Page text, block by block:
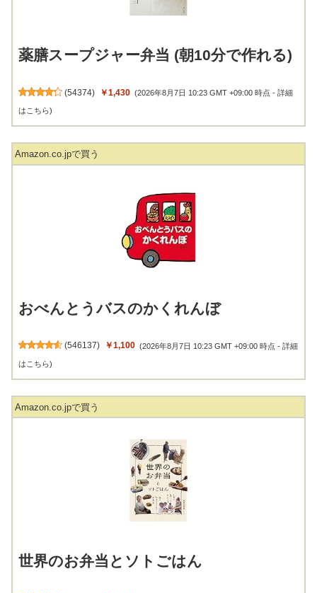
薬膳スープジャー弁当 (朝10分で作れる)
(54374) ￥1,430 (2026年8月7日 10:23 GMT +09:00 時点 -詳細
はこちら)
Amazon.co.jpで買う
おべんとうバスのかくれんぼ
(546137) ￥1,100 (2026年8月7日 10:23 GMT +09:00 時点 -詳細
はこちら)
Amazon.co.jpで買う
世界のお弁当とソトごはん